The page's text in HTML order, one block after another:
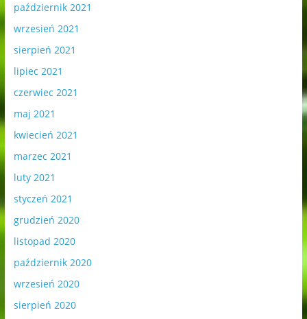
październik 2021
wrzesień 2021
sierpień 2021
lipiec 2021
czerwiec 2021
maj 2021
kwiecień 2021
marzec 2021
luty 2021
styczeń 2021
grudzień 2020
listopad 2020
październik 2020
wrzesień 2020
sierpień 2020